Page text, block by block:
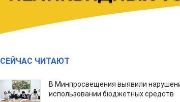
СЕЙЧАС ЧИТАЮТ
В Минпросвещения выявили
использовании бюджетных средств